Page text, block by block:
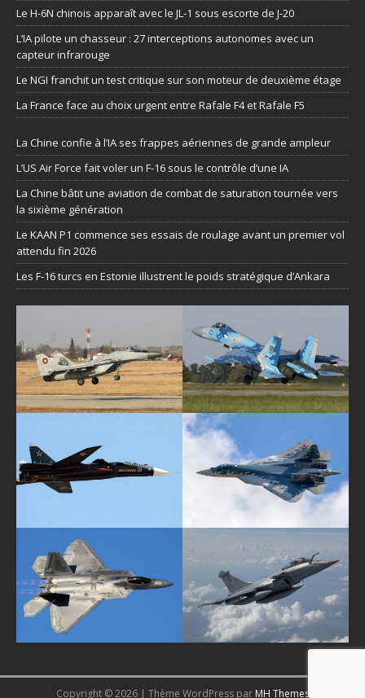
Le H-6N chinois apparaît avec le JL-1 sous escorte de J-20
L’IA pilote un chasseur : 27 interceptions autonomes avec un
capteur infrarouge
Le NGI franchit un test critique sur son moteur de deuxième étage
La France face au choix urgent entre Rafale F4 et Rafale F5
La Chine confie à l’IA ses frappes aériennes de grande ampleur
L’US Air Force fait voler un F-16 sous le contrôle d’une IA
La Chine bâtit une aviation de combat de saturation tournée vers
la sixième génération
Le KAAN P1 commence ses essais de roulage avant un premier vol
attendu fin 2026
Les F-16 turcs en Estonie illustrent le poids stratégique d’Ankara
Copyright © 2026 | Thème WordPress par MH Themes